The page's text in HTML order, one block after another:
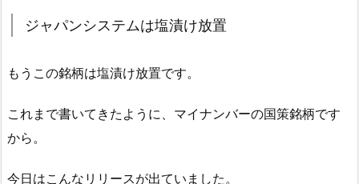
ジャパンシステムは塩漬け放置
もうこの銘柄は塩漬け放置です。
これまで書いてきたように、マイナンバーの国策銘柄です
から。
今日はこんなリリースが出ていました。